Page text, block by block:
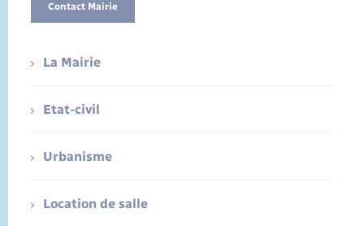
Contact Mairie
La Mairie
Etat-civil
Urbanisme
Location de salle